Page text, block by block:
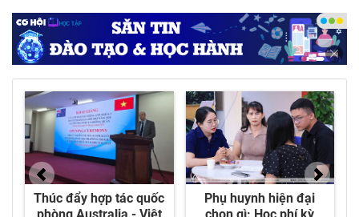
- Với hơn 600 chủng loại sản phẩm, PTE đã xây
dựng được uy tínvới khách hàng trong nước và
quốc tế. Các khách hàng quốc tế tiêu biểu như:
Toyota, Vinfast, Huyndai, Sharp, Piagio,
Samsung...